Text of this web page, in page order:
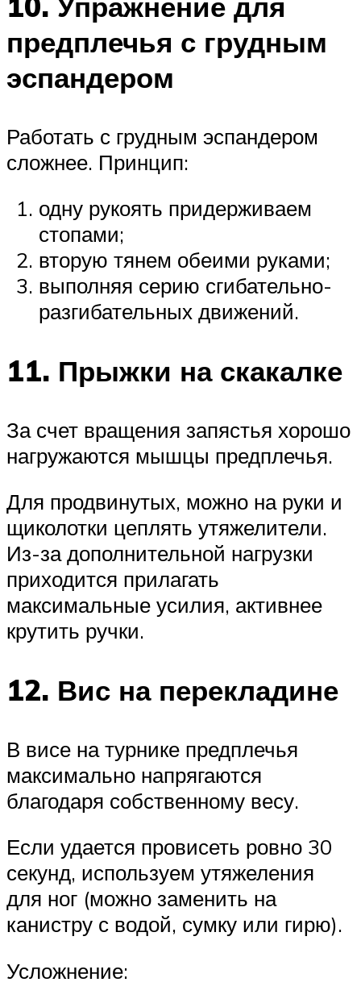
предплечья с грудным
эспандером
Работать с грудным эспандером
сложнее. Принцип:
одну рукоять придерживаем
стопами;
вторую тянем обеими руками;
выполняя серию сгибательно-
разгибательных движений.
11. Прыжки на скакалке
За счет вращения запястья хорошо
нагружаются мышцы предплечья.
Для продвинутых, можно на руки и
щиколотки цеплять утяжелители.
Из-за дополнительной нагрузки
приходится прилагать
максимальные усилия, активнее
крутить ручки.
12. Вис на перекладине
В висе на турнике предплечья
максимально напрягаются
благодаря собственному весу.
Если удается провисеть ровно 30
секунд, используем утяжеления
для ног (можно заменить на
канистру с водой, сумку или гирю).
Усложнение: